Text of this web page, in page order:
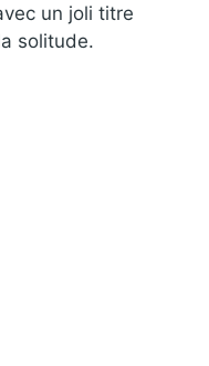
un joli titre
solitude.